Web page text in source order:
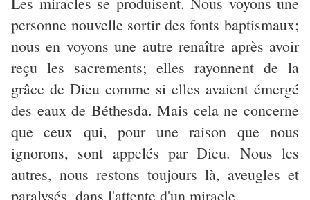
personne nouvelle sortir des fonts baptismaux;
nous en voyons une autre renaître après avoir
reçu les sacrements; elles rayonnent de la
grâce de Dieu comme si elles avaient émergé
des eaux de Béthesda. Mais cela ne concerne
que ceux qui, pour une raison que nous
ignorons, sont appelés par Dieu. Nous les
autres, nous restons toujours là, aveugles et
paralysés, dans l'attente d'un miracle.